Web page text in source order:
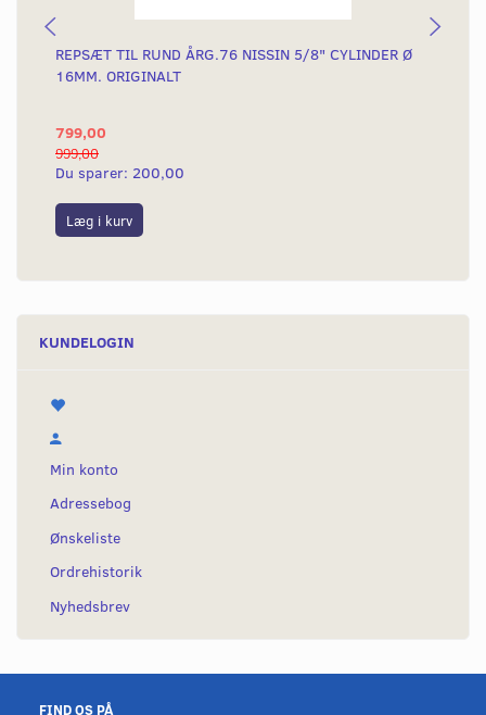
REPSÆT TIL RUND ÅRG.76 NISSIN 5/8" CYLINDER Ø
16MM. ORIGINALT
799,00
999,00
Du sparer: 200,00
Læg i kurv
KUNDELOGIN
Min konto
Adressebog
Ønskeliste
Ordrehistorik
Nyhedsbrev
FIND OS PÅ